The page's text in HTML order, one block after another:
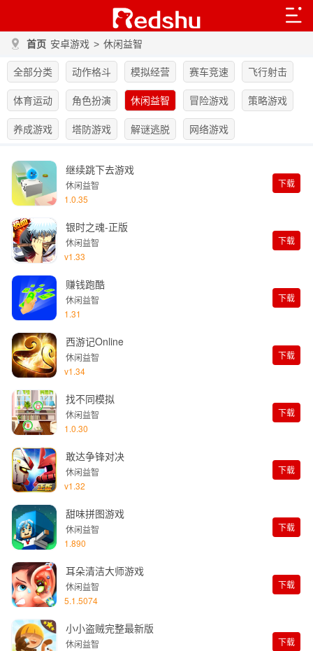
首页 安卓游戏 > 休闲益智
全部分类 动作格斗 模拟经营 赛车竞速 飞行射击
体育运动 角色扮演 休闲益智 冒险游戏 策略游戏
养成游戏 塔防游戏 解谜逃脱 网络游戏
继续跳下去游戏
休闲益智
1.0.35
下载
银时之魂-正版
休闲益智
v1.33
下载
赚钱跑酷
休闲益智
1.31
下载
西游记Online
休闲益智
v1.34
下载
找不同模拟
休闲益智
1.0.30
下载
敢达争锋对决
休闲益智
v1.32
下载
甜味拼图游戏
休闲益智
1.890
下载
耳朵清洁大师游戏
休闲益智
5.1.5074
下载
小小盗贼完整最新版
休闲益智
下载